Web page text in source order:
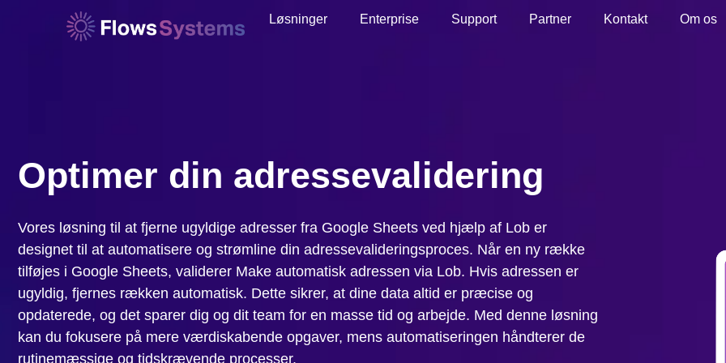
Løsninger Enterprise Support Partner Kontakt Om os
Optimer din adressevalidering
Vores løsning til at fjerne ugyldige adresser fra Google Sheets ved hjælp af Lob er
designet til at automatisere og strømline din adressevalideringsproces. Når en ny række
tilføjes i Google Sheets, validerer Make automatisk adressen via Lob. Hvis adressen er
ugyldig, fjernes rækken automatisk. Dette sikrer, at dine data altid er præcise og
opdaterede, og det sparer dig og dit team for en masse tid og arbejde. Med denne løsning
kan du fokusere på mere værdiskabende opgaver, mens automatiseringen håndterer de
rutinemæssige og tidskrævende processer.